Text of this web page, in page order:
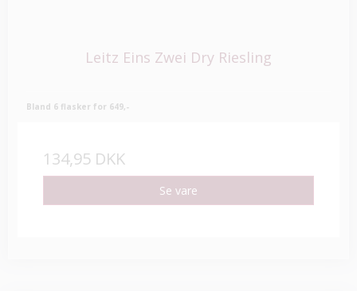
Leitz Eins Zwei Dry Riesling
Bland 6 flasker for 649,-
134,95 DKK
Se vare